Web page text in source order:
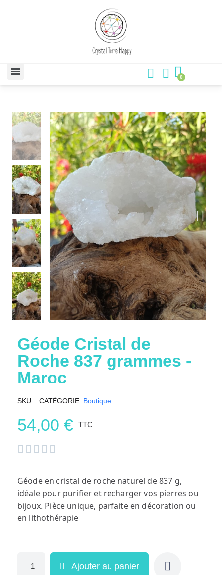
Géode Cristal de
Roche 837 grammes -
Maroc
SKU CATÉGORIE Boutique
54,00 € TTC
    
Géode en cristal de roche naturel de 837 g,
idéale pour purifier et recharger vos pierres ou
bijoux. Pièce unique, parfaite en décoration ou
en lithothérapie
Ajouter au panier